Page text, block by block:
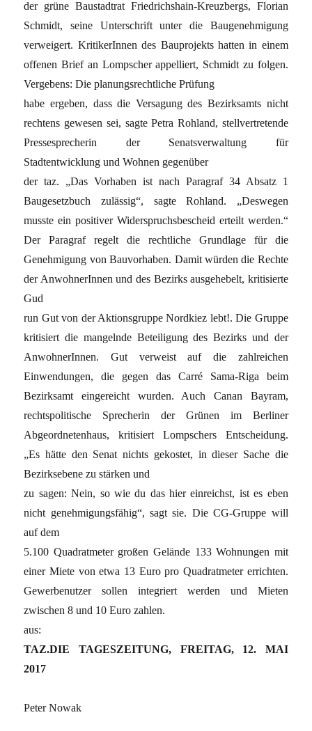
der grüne Baustadtrat Friedrichshain-Kreuzbergs, Florian
Schmidt, seine Unterschrift unter die Baugenehmigung
verweigert. KritikerInnen des Bauprojekts hatten in einem
offenen Brief an Lompscher appelliert, Schmidt zu folgen.
Vergebens: Die planungsrechtliche Prüfung
habe ergeben, dass die Versagung des Bezirksamts nicht
rechtens gewesen sei, sagte Petra Rohland, stellvertretende
Pressesprecherin der Senatsverwaltung für
Stadtentwicklung und Wohnen gegenüber
der taz. „Das Vorhaben ist nach Paragraf 34 Absatz 1
Baugesetzbuch zulässig“, sagte Rohland. „Deswegen
musste ein positiver Widerspruchsbescheid erteilt werden.“
Der Paragraf regelt die rechtliche Grundlage für die
Genehmigung von Bauvorhaben. Damit würden die Rechte
der AnwohnerInnen und des Bezirks ausgehebelt, kritisierte
Gud
run Gut von der Aktionsgruppe Nordkiez lebt!. Die Gruppe
kritisiert die mangelnde Beteiligung des Bezirks und der
AnwohnerInnen. Gut verweist auf die zahlreichen
Einwendungen, die gegen das Carré Sama-Riga beim
Bezirksamt eingereicht wurden. Auch Canan Bayram,
rechtspolitische Sprecherin der Grünen im Berliner
Abgeordnetenhaus, kritisiert Lompschers Entscheidung.
„Es hätte den Senat nichts gekostet, in dieser Sache die
Bezirksebene zu stärken und
zu sagen: Nein, so wie du das hier einreichst, ist es eben
nicht genehmigungsfähig“, sagt sie. Die CG-Gruppe will
auf dem
5.100 Quadratmeter großen Gelände 133 Wohnungen mit
einer Miete von etwa 13 Euro pro Quadratmeter errichten.
Gewerbenutzer sollen integriert werden und Mieten
zwischen 8 und 10 Euro zahlen.
aus:
TAZ.DIE TAGESZEITUNG, FREITAG, 12. MAI
2017
Peter Nowak